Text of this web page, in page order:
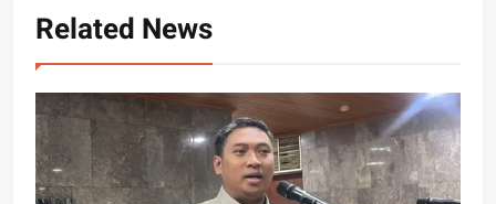
Related News